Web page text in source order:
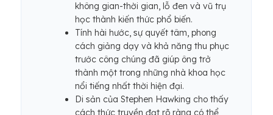
không gian-thời gian, lỗ đen và vũ trụ
học thành kiến ​​thức phổ biến.
Tính hài hước, sự quyết tâm, phong
cách giảng dạy và khả năng thu phục
trước công chúng đã giúp ông trở
thành một trong những nhà khoa học
nổi tiếng nhất thời hiện đại.
Di sản của Stephen Hawking cho thấy
cách thức truyền đạt rõ ràng có thể